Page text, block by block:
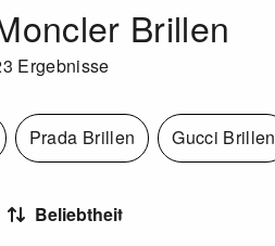
Brillen
Ergebnisse
Prada Brillen Gucci Brillen